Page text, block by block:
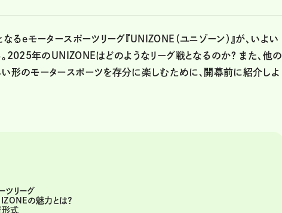
eモータースポーツリーグ『UNIZONE（ユニゾーン）』が、いよい
年のUNIZONEはどのようなリーグ戦となるのか？ また、他の
形のモータースポーツを存分に楽しむために、開幕前に紹介しよ
ツリーグ
の魅力とは？
形式